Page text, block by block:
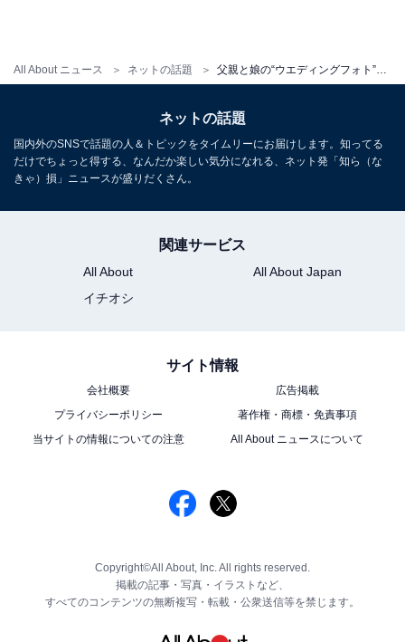
All About ニュース ネットの話題
ネットの話題
国内外のSNSで話題の人＆トピックをタイムリーにお届けします。知ってる
だけでちょっと得する、なんだか楽しい気分になれる、ネット発「知ら（な
きゃ）損」ニュースが盛りだくさん。
関連サービス
All About
All About Japan
イチオシ
サイト情報
会社概要
広告掲載
プライバシーポリシー
著作権・商標・免責事項
当サイトの情報についての注意
All About ニュースについて
Copyright©All About, Inc. All rights reserved.
掲載の記事・写真・イラストなど、
すべてのコンテンツの無断複写・転載・公衆送信等を禁じます。